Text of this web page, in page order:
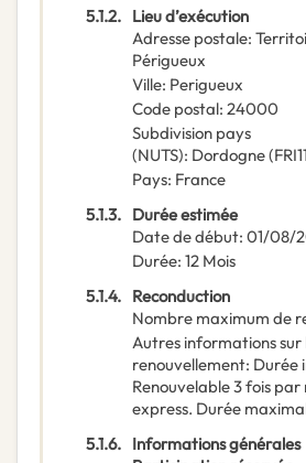
5.1.2. Lieu d’exécution
Adresse postale:
Périgueux
Ville: Perigueux
Code postal: 24000
Subdivision pays
(NUTS): Dordogne(FRI11
Pays: France
5.1.3. Durée estimée
Date de début: 01/08/
Durée: 12 Mois
5.1.4. Reconduction
Nombre maximum de
Autres informations sur
renouvellement: Durée
Renouvelable 3 fois
express. Durée
5.1.6. Informations générales